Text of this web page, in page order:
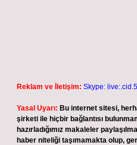
Reklam ve İletişim: Skype:
Yasal Uyarı: Bu internet sitesi,
şirketi ile hiçbir bağlantısı
hazırladığımız makaleler
haber niteliği taşımamakta olup,